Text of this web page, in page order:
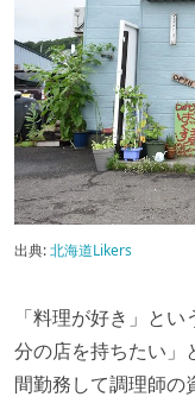
出典:北海道Likers
「料理が好き」と
分の店を持ちたい」
間勤務して調理師の